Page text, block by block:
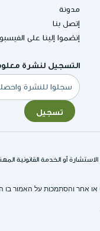
مدونة
إتصل بنا
إنضموا إلينا على
التسجيل لنشرة
البريد
الإلكتروني
تسجيل
أو الخدمة القانونية
או אחר והסתמכות על האמור